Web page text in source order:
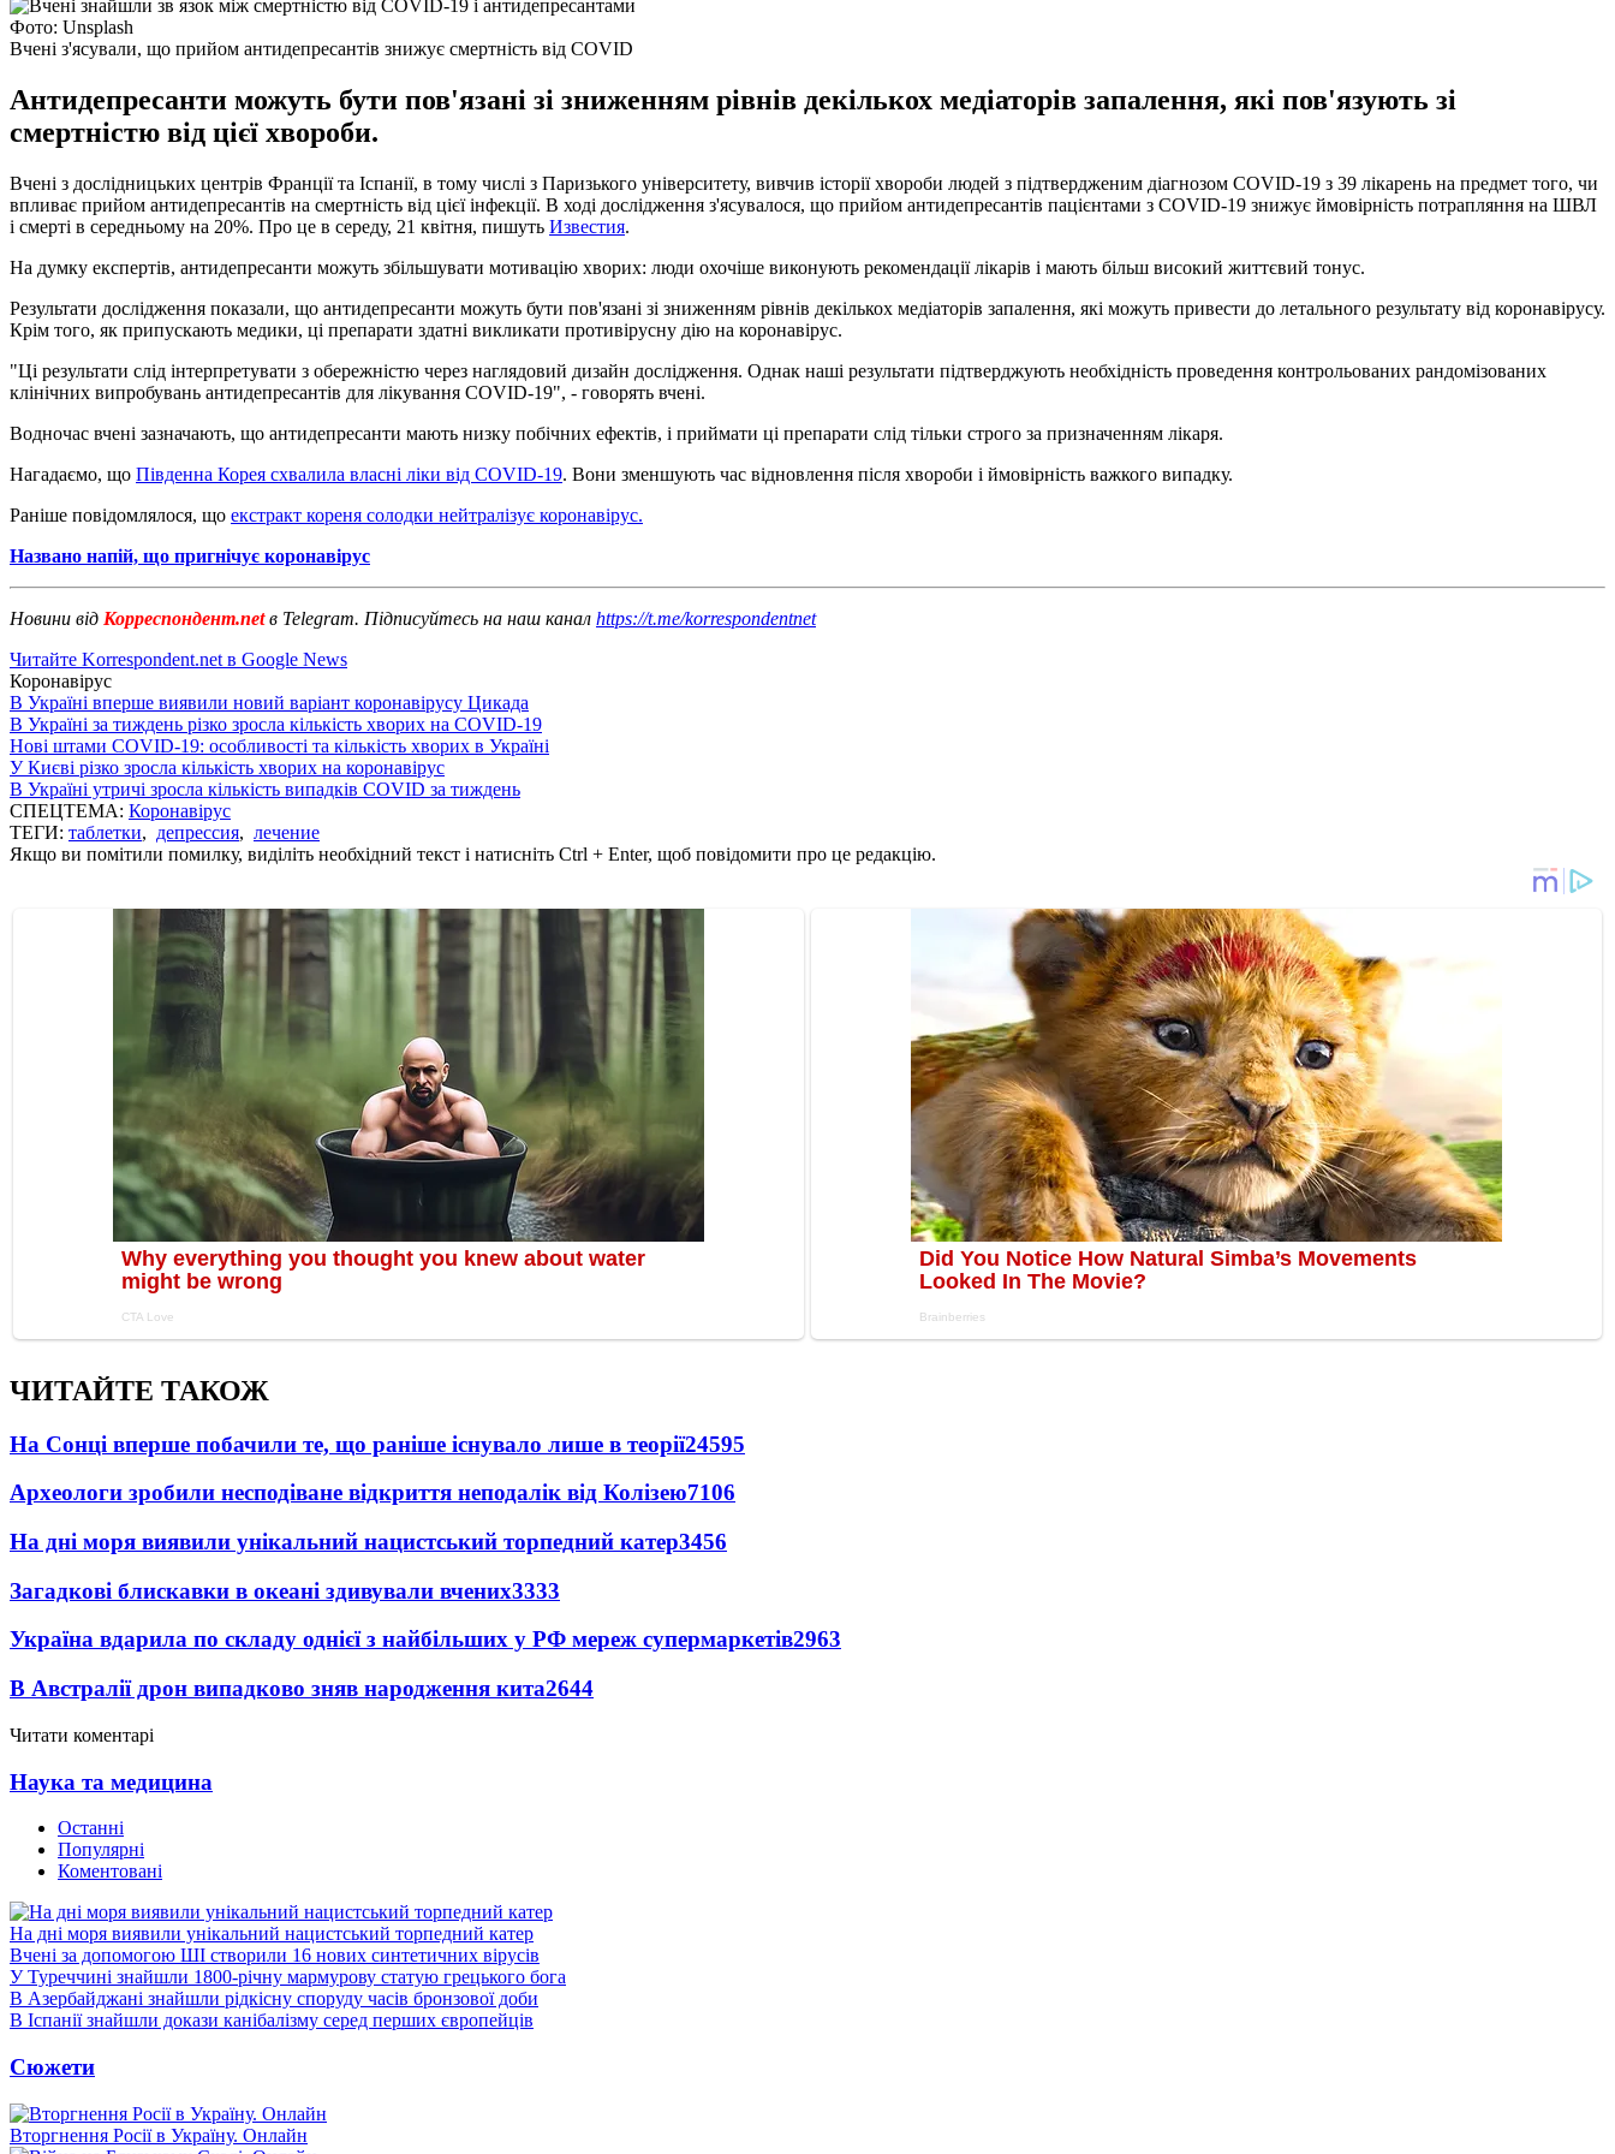
Фото: Unsplash
Вчені з'ясували, що прийом антидепресантів знижує смертність від COVID
Антидепресанти можуть бути пов'язані зі зниженням рівнів декількох медіаторів запалення, які пов'язують зі
смертністю від цієї хвороби.
Вчені з дослідницьких центрів Франції та Іспанії, в тому числі з Паризького університету, вивчив історії хвороби людей з підтвердженим діагнозом COVID-19 з 39 лікарень на предмет того, чи
впливає прийом антидепресантів на смертність від цієї інфекції. В ході дослідження з'ясувалося, що прийом антидепресантів пацієнтами з COVID-19 знижує ймовірність потрапляння на ШВЛ
і смерті в середньому на 20%. Про це в середу, 21 квітня, пишуть Известия.
На думку експертів, антидепресанти можуть збільшувати мотивацію хворих: люди охочіше виконують рекомендації лікарів і мають більш високий життєвий тонус.
Результати дослідження показали, що антидепресанти можуть бути пов'язані зі зниженням рівнів декількох медіаторів запалення, які можуть привести до летального результату від коронавірусу.
Крім того, як припускають медики, ці препарати здатні викликати противірусну дію на коронавірус.
"Ці результати слід інтерпретувати з обережністю через наглядовий дизайн дослідження. Однак наші результати підтверджують необхідність проведення контрольованих рандомізованих
клінічних випробувань антидепресантів для лікування COVID-19", - говорять вчені.
Водночас вчені зазначають, що антидепресанти мають низку побічних ефектів, і приймати ці препарати слід тільки строго за призначенням лікаря.
Нагадаємо, що Південна Корея схвалила власні ліки від COVID-19. Вони зменшують час відновлення після хвороби і ймовірність важкого випадку.
Раніше повідомлялося, що екстракт кореня солодки нейтралізує коронавірус.
Названо напій, що пригнічує коронавірус
Новини від Корреспондент.netв Telegram. Підписуйтесь на наш канал https://t.me/korrespondentnet
Читайте Korrespondent.net в Google News
Коронавірус
В Україні вперше виявили новий варіант коронавірусу Цикада
В Україні за тиждень різко зросла кількість хворих на COVID-19
Нові штами COVID-19: особливості та кількість хворих в Україні
У Києві різко зросла кількість хворих на коронавірус
В Україні утричі зросла кількість випадків COVID за тиждень
СПЕЦТЕМА: Коронавірус
ТЕГИ: таблетки, депрессия, лечение
Якщо ви помітили помилку, виділіть необхідний текст і натисніть Ctrl + Enter, щоб повідомити про це редакцію.
ЧИТАЙТЕ ТАКОЖ
На Сонці вперше побачили те, що раніше існувало лише в теорії24595
Археологи зробили несподіване відкриття неподалік від Колізею7106
На дні моря виявили унікальний нацистський торпедний катер3456
Загадкові блискавки в океані здивували вчених3333
Україна вдарила по складу однієї з найбільших у РФ мереж супермаркетів2963
В Австралії дрон випадково зняв народження кита2644
Читати коментарі
Наука та медицина
Останні
Популярні
Коментовані
На дні моря виявили унікальний нацистський торпедний катер
Вчені за допомогою ШІ створили 16 нових синтетичних вірусів
У Туреччині знайшли 1800-річну мармурову статую грецького бога
В Азербайджані знайшли рідкісну споруду часів бронзової доби
В Іспанії знайшли докази канібалізму серед перших європейців
Сюжети
Вторгнення Росії в Україну. Онлайн